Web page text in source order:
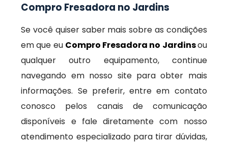
Compro Fresadora no Jardins
Se você quiser saber mais sobre as condições
em que eu Compro Fresadora no Jardinsou
qualquer outro equipamento, continue
navegando em nosso site para obter mais
informações. Se preferir, entre em contato
conosco pelos canais de comunicação
disponíveis e fale diretamente com nosso
atendimento especializado para tirar dúvidas,